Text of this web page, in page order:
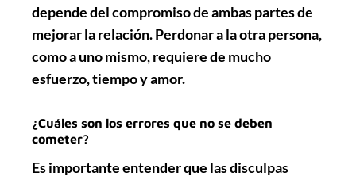
depende del compromiso de ambas partes de
mejorarla relación. Perdonar a la otra persona,
como a uno mismo, requiere de mucho
esfuerzo, tiempo y amor.
¿Cuáles son los errores que no se deben
cometer?
Es importante entender que lasdisculpas